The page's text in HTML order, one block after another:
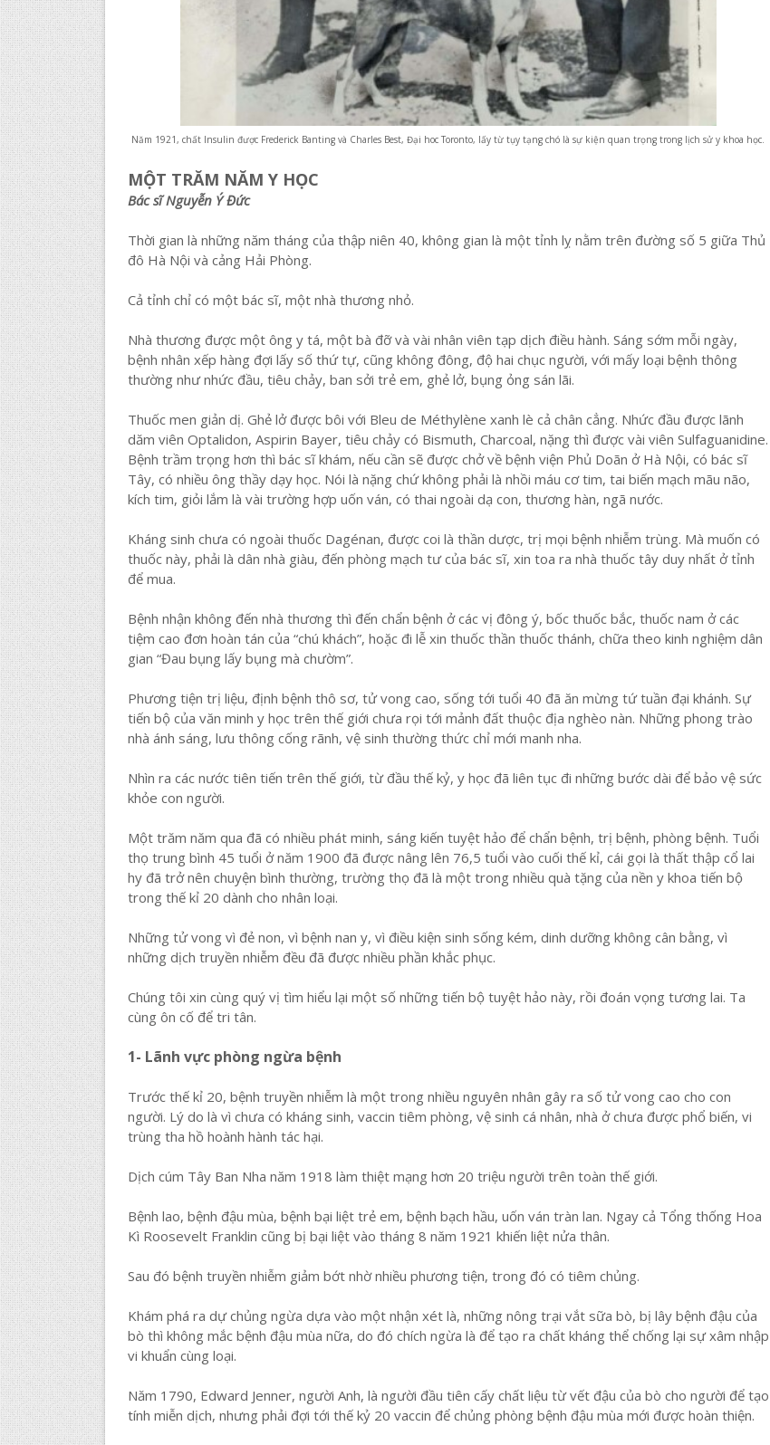
Năm 1921, chất Insulin được Frederick Banting và Charles Best, Đại hoc Toronto, lấy từ tụy tạng chó là sự kiện quan trọng trong lịch sử y khoa học.
MỘT TRĂM NĂM Y HỌC
Bác sĩ Nguyễn Ý Đức
Thời gian là những năm tháng của thập niên 40, không gian là một tỉnh lỵ nằm trên đường số 5 giữa Thủ
đô Hà Nội và cảng Hải Phòng.
Cả tỉnh chỉ có một bác sĩ, một nhà thương nhỏ.
Nhà thương được một ông y tá, một bà đỡ và vài nhân viên tạp dịch điều hành. Sáng sớm mỗi ngày,
bệnh nhân xếp hàng đợi lấy số thứ tự, cũng không đông, độ hai chục người, với mấy loại bệnh thông
thường như nhức đầu, tiêu chảy, ban sởi trẻ em, ghẻ lở, bụng ỏng sán lãi.
Thuốc men giản dị. Ghẻ lở được bôi với Bleu de Méthylène xanh lè cả chân cẳng. Nhức đầu được lãnh
dăm viên Optalidon, Aspirin Bayer, tiêu chảy có Bismuth, Charcoal, nặng thì được vài viên Sulfaguanidine.
Bệnh trầm trọng hơn thì bác sĩ khám, nếu cần sẽ được chở về bệnh viện Phủ Doãn ở Hà Nội, có bác sĩ
Tây, có nhiều ông thầy dạy học. Nói là nặng chứ không phải là nhồi máu cơ tim, tai biến mạch mãu não,
kích tim, giỏi lắm là vài trường hợp uốn ván, có thai ngoài dạ con, thương hàn, ngã nước.
Kháng sinh chưa có ngoài thuốc Dagénan, được coi là thần dược, trị mọi bệnh nhiễm trùng. Mà muốn có
thuốc này, phải là dân nhà giàu, đến phòng mạch tư của bác sĩ, xin toa ra nhà thuốc tây duy nhất ở tỉnh
để mua.
Bệnh nhận không đến nhà thương thì đến chẩn bệnh ở các vị đông ý, bốc thuốc bắc, thuốc nam ở các
tiệm cao đơn hoàn tán của “chú khách”, hoặc đi lễ xin thuốc thần thuốc thánh, chữa theo kinh nghiệm dân
gian “Đau bụng lấy bụng mà chườm”.
Phương tiện trị liệu, định bệnh thô sơ, tử vong cao, sống tới tuổi 40 đã ăn mừng tứ tuần đại khánh. Sự
tiến bộ của văn minh y học trên thế giới chưa rọi tới mảnh đất thuộc địa nghèo nàn. Những phong trào
nhà ánh sáng, lưu thông cống rãnh, vệ sinh thường thức chỉ mới manh nha.
Nhìn ra các nước tiên tiến trên thế giới, từ đầu thế kỷ, y học đã liên tục đi những bước dài để bảo vệ sức
khỏe con người.
Một trăm năm qua đã có nhiều phát minh, sáng kiến tuyệt hảo để chẩn bệnh, trị bệnh, phòng bệnh. Tuổi
thọ trung bình 45 tuổi ở năm 1900 đã được nâng lên 76,5 tuổi vào cuối thế kỉ, cái gọi là thất thập cổ lai
hy đã trở nên chuyện bình thường, trường thọ đã là một trong nhiều quà tặng của nền y khoa tiến bộ
trong thế kỉ 20 dành cho nhân loại.
Những tử vong vì đẻ non, vì bệnh nan y, vì điều kiện sinh sống kém, dinh dưỡng không cân bằng, vì
những dịch truyền nhiễm đều đã được nhiều phần khắc phục.
Chúng tôi xin cùng quý vị tìm hiểu lại một số những tiến bộ tuyệt hảo này, rồi đoán vọng tương lai. Ta
cùng ôn cố để tri tân.
1- Lãnh vực phòng ngừa bệnh
Trước thế kỉ 20, bệnh truyền nhiễm là một trong nhiều nguyên nhân gây ra số tử vong cao cho con
người. Lý do là vì chưa có kháng sinh, vaccin tiêm phòng, vệ sinh cá nhân, nhà ở chưa được phổ biến, vi
trùng tha hồ hoành hành tác hại.
Dịch cúm Tây Ban Nha năm 1918 làm thiệt mạng hơn 20 triệu người trên toàn thế giới.
Bệnh lao, bệnh đậu mùa, bệnh bại liệt trẻ em, bệnh bạch hầu, uốn ván tràn lan. Ngay cả Tổng thống Hoa
Kì Roosevelt Franklin cũng bị bại liệt vào tháng 8 năm 1921 khiến liệt nửa thân.
Sau đó bệnh truyền nhiễm giảm bớt nhờ nhiều phương tiện, trong đó có tiêm chủng.
Khám phá ra dự chủng ngừa dựa vào một nhận xét là, những nông trại vắt sữa bò, bị lây bệnh đậu của
bò thì không mắc bệnh đậu mùa nữa, do đó chích ngừa là để tạo ra chất kháng thể chống lại sự xâm nhập
vi khuẩn cùng loại.
Năm 1790, Edward Jenner, người Anh, là người đầu tiên cấy chất liệu từ vết đậu của bò cho người để tạo
tính miễn dịch, nhưng phải đợi tới thế kỷ 20 vaccin để chủng phòng bệnh đậu mùa mới được hoàn thiện.